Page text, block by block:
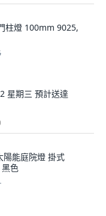
柱燈 100mm 9025,
星期三 預計送達
陽能庭院燈 掛式
色